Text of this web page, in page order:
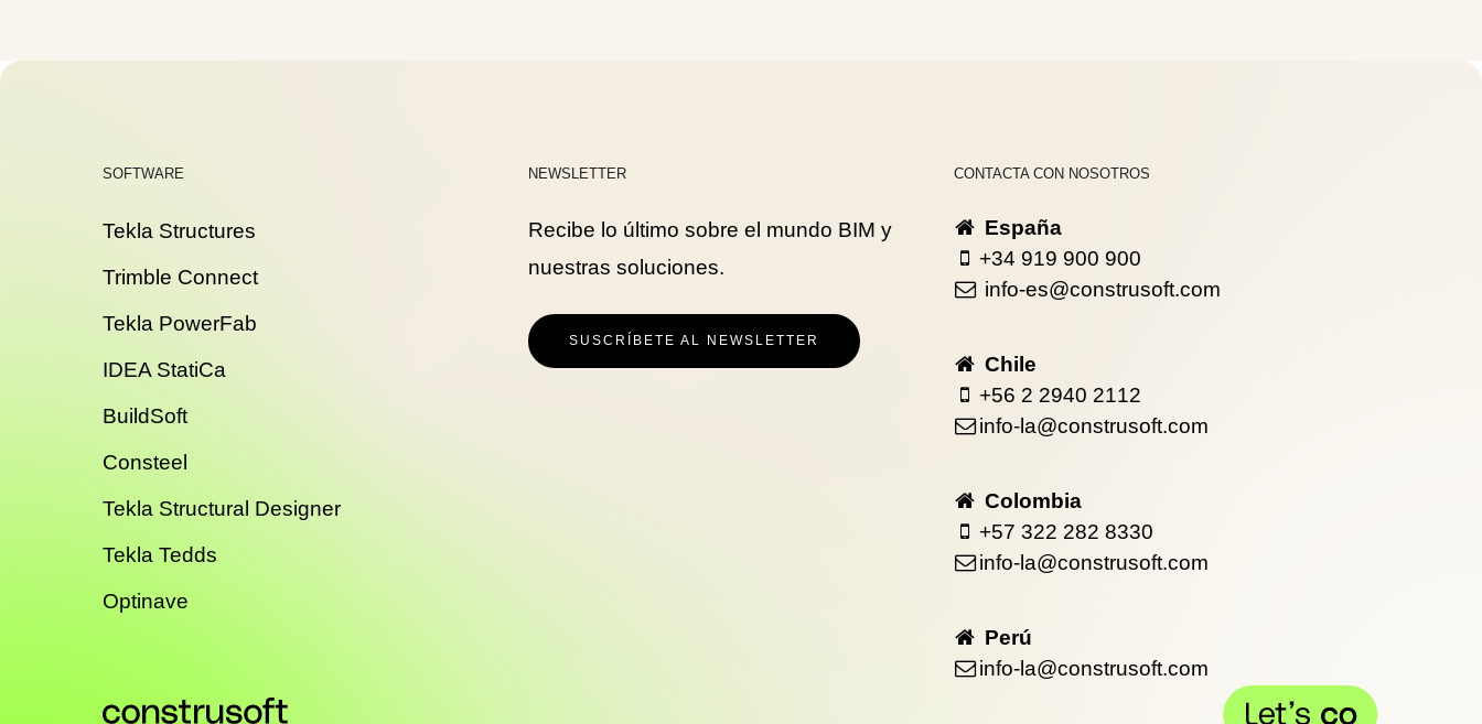
SOFTWARE
Tekla Structures
Trimble Connect
Tekla PowerFab
IDEA StatiCa
BuildSoft
Consteel
Tekla Structural Designer
Tekla Tedds
Optinave
NEWSLETTER
Recibe lo último sobre el mundo BIM y
nuestras soluciones.
SUSCRÍBETE AL NEWSLETTER
CONTACTA CON NOSOTROS
España
+34 919 900 900
info-es@construsoft.com
Chile
+56 2 2940 2112
info-la@construsoft.com
Colombia
+57 322 282 8330
info-la@construsoft.com
Perú
info-la@construsoft.com